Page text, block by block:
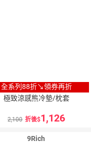
全系列88折↘領券再折
極致涼感熊冷墊/枕套
2,100 折後 1,126
9Rich